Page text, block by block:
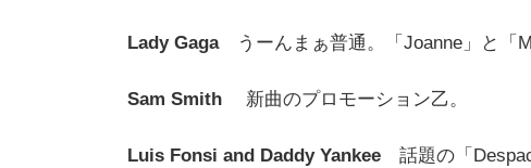
Lady Gagaうーんまぁ普通。「Joanne」と「
Sam Smith 新曲のプロモーション乙。
Luis Fonsi and Daddy Yankee 話題の「